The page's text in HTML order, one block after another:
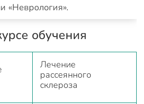
«Неврология».
обучения
Лечение
рассеянного
склероза